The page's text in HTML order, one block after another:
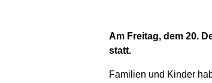
Am Freitag, dem 20.
statt.
Familien und Kinder